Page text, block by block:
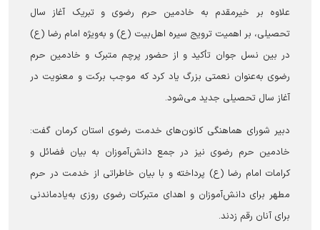
علاوه بر خیرمقدم به خادمین حرم رضوی و تبریک آغاز سال
تحصیلی، بر اهمیت ترویج سیره اهل‌بیت (ع) و به‌ویژه امام رضا (ع)
در بین نسل جوان تأکید و از حضور پرچم متبرک و خادمین حرم
رضوی به‌عنوان نعمتی بزرگ یاد کرد که موجب برکت و معنویت در
آغاز سال تحصیلی جدید می‌شود.
دبیر شورای هماهنگی کانون‌های خدمت رضوی استان کرمان گفت:
خادمین حرم رضوی نیز در جمع دانش‌آموزان به بیان فضائل و
کرامات امام رضا (ع) پرداخته و با بیان خاطراتی از خدمت در حرم
مطهر برای دانش‌آموزان و اهدای متبرکات رضوی روزی به‌یادماندنی
برای آنان رقم زدند.